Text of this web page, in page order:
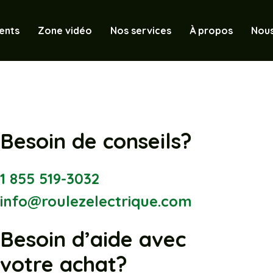
Zone vidéo Nos services À propos
Besoin de conseils?
1 855 519-3032
info@roulezelectrique.com
Besoin d’aide avec
votre achat?